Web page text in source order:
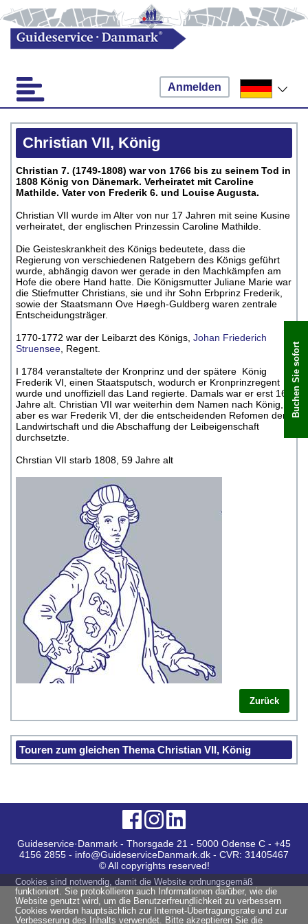
Anmelden
Christian VII, König
Christian 7. (1749-1808) war von 1766 bis zu seinem Tod in
1808 König von Dänemark. Verheiratet mit Caroline
Mathilde. Vater von Frederik 6. und Louise Augusta.
Christian VII wurde im Alter von nur 17 Jahren mit seine Kusine
verheiratet, der englischen Prinzessin Caroline Mathilde.
Die Geisteskrankheit des Königs bedeutete, dass die
Regierung von verschiedenen Ratgebern des Königs geführt
wurde, abhängig davon wer gerade in den Machkämpfen am
Hofe die obere Hand hatte. Die Königsmutter Juliane Marie war
die Stiefmutter Christians, sie und ihr Sohn Erbprinz Frederik,
sowie der Staatsmann Ove Høegh-Guldberg waren zentrale
Entscheidungsträger.
1770-1772 war der Leibarzt des Königs, Johan Friederich
Struensee , Regent.
I 1784 veranstaltete der Kronprinz und der spätere König
Frederik VI, einen Staatsputsch, wodurch er Kronprinzregent
wurde und unoffiziell das Land regierte. Damals war er erst 16
Jahre alt. Christian VII war weiterhin dem Namen nach König,
aber es war Frederik VI, der die entscheidenden Refomen der
Landwirtschaft und die Abschaffung der Leibeigenschaft
durchsetzte.
Chrstian VII starb 1808, 59 Jahre alt
Zurück
Touren zum gleichen Thema Christian VII, König
Buchen Sie sofort
Guideservice·Danmark - Thorsgade 21 - 5000 Odense C - +45
4156 2855 - info@GuideserviceDanmark.dk - CVR: 31405467
© All copyrights reserved!
Cookies sind notwendig, damit die Website ordnungsgemäß
funktioniert. Sie protokollieren auch Informationen darüber, wie die
Website genutzt wird, um die Benutzerfreundlichkeit zu verbessern
Cookies werden hauptsächlich zur Internet-Übertragungsrate und zur
Verbesserung des Inhalts verwendet. Bitte akzeptieren Sie die